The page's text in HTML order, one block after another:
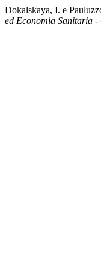
Dokalskaya, I. e
ed Economia Sanitaria -